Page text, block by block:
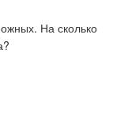
На сколько